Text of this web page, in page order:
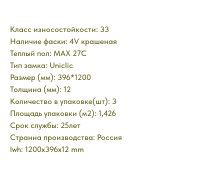
Класс износостойкости: 33
Наличие фаски: 4V крашеная
Теплый пол: MAX 27C
Тип замка: Uniclic
Размер (мм): 396*1200
Толщина (мм): 12
Количество в упаковке(шт): 3
Площадь упаковки (м2): 1,426
Срок службы: 25лет
Странна производства: Россия
lwh: 1200x396x12 mm